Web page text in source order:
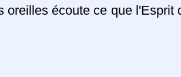
oreilles écoute ce que l'Esprit